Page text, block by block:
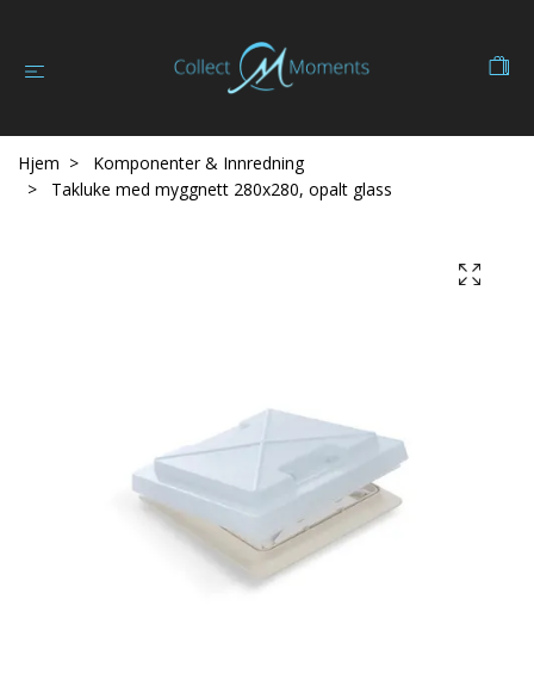
Hjem
Komponenter & Innredning
Takluke med myggnett 280x280, opalt glass